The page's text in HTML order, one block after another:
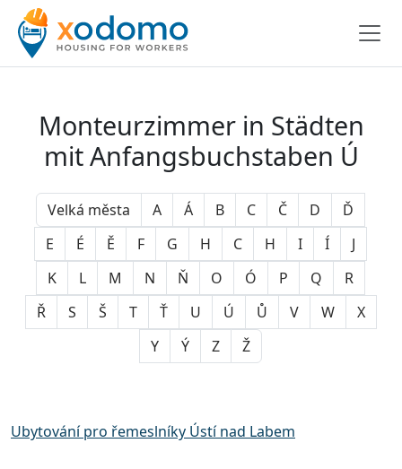
Monteurzimmer in Städten
mit Anfangsbuchstaben Ú
Velká města A Á B C Č D
Ď
E
É Ě F G H C H I Í
J
K
L M N Ň O Ó P Q
R
Ř
S Š T Ť U Ú Ů V W
X
Y
Ý Z Ž
Ubytování pro řemeslníky Ústí nad Labem